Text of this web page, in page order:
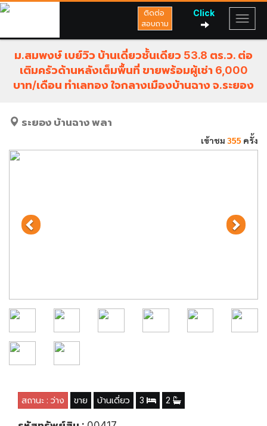
Click
ติดต่อ
สอบถาม
ม.สมพงษ์ เบย์วิว บ้านเดี่ยวชั้นเดียว 53.8 ตร.ว. ต่อ
เติมครัวด้านหลังเต็มพื้นที่ ขายพร้อมผู้เช่า 6,000
บาท/เดือน ทำเลทอง ใจกลางเมืองบ้านฉาง จ.ระยอง
ระยอง บ้านฉาง พลา
เข้าชม 355 ครั้ง
สถานะ : ว่าง ขาย บ้านเดี่ยว 3 2